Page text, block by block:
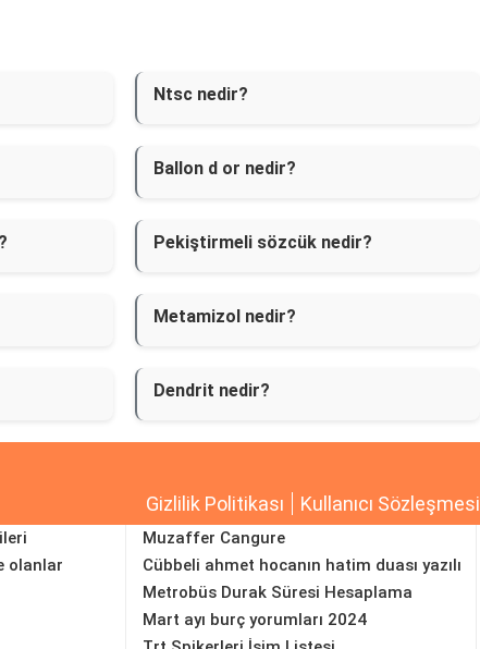
Ntsc nedir?
Ballon d or nedir?
Pekiştirmeli sözcük nedir?
Metamizol nedir?
Dendrit nedir?
Gizlilik Politikası Kullanıcı Sözleşmesi
olanlar
Muzaffer Cangure
Cübbeli ahmet hocanın hatim duası yazılı
Metrobüs Durak Süresi Hesaplama
Mart ayı burç yorumları 2024